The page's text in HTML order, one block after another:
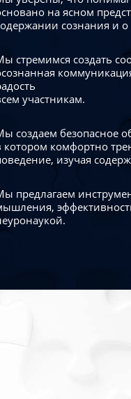
на ясном
сознания и о
стремимся создать
участникам.
создаем безопасное
котором комфортно
изучая
предлагаем